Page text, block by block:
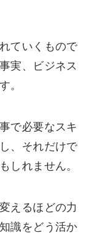
ていくもので
実、ビジネス
。
で必要なスキ
、それだけで
しれません。
えるほどの力
識をどう活か